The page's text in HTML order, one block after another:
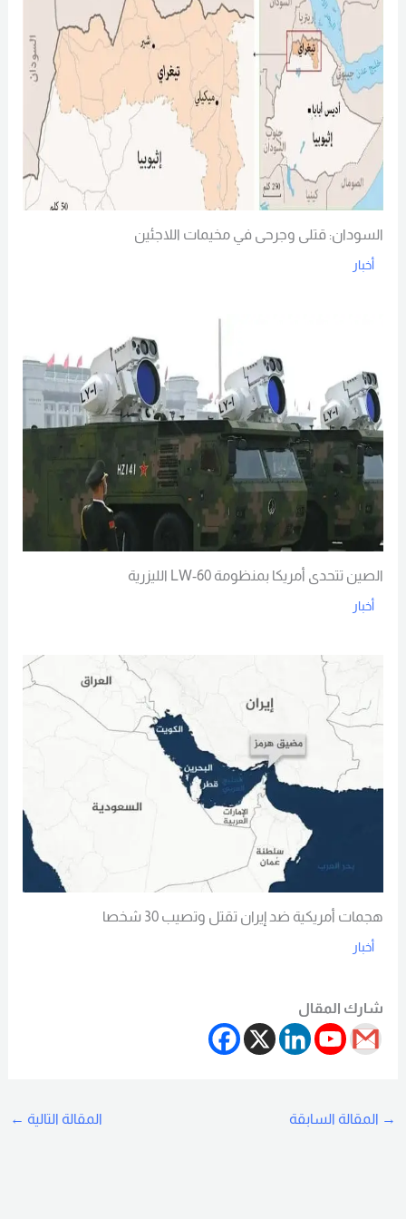
السودان: قتلى وجرحى في مخيمات اللاجئين
أخبار
الصين تتحدى أمريكا بمنظومة LW-60 الليزرية
أخبار
هجمات أمريكية ضد إيران تقتل وتصيب 30 شخصا
أخبار
شارك المقال
→المقالة السابقة المقالة التالية ←